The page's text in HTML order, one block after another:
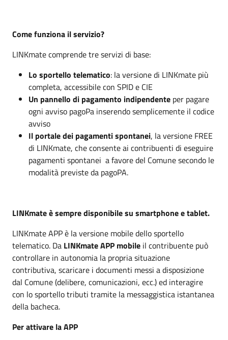
Come funziona il servizio?
LINKmate comprende tre servizi di base:
Lo sportello telematico: la versione di LINKmate più
completa, accessibile con SPID e CIE
Un pannello di pagamento indipendente per pagare
ogni avviso pagoPa inserendo semplicemente il codice
avviso
Il portale dei pagamenti spontanei, la versione FREE
di LINKmate, che consente ai contribuenti di eseguire
pagamenti spontanei a favore del Comune secondo le
modalità previste da pagoPA.
LINKmate è sempre disponibile su smartphone e tablet.
LINKmate APP è la versione mobile dello sportello
telematico. Da LINKmate APP mobile il contribuente può
controllare in autonomia la propria situazione
contributiva, scaricare i documenti messi a disposizione
dal Comune (delibere, comunicazioni, ecc.) ed interagire
con lo sportello tributi tramite la messaggistica istantanea
della bacheca.
Per attivare la APP